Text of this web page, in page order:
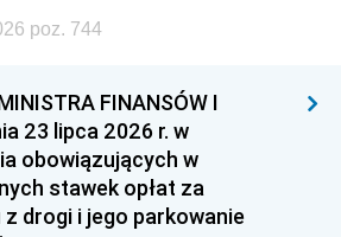
poz. 744
FINANSÓW I
23 lipca 2026 r. w
obowiązujących w
stawek opłat za
drogi i jego parkowanie